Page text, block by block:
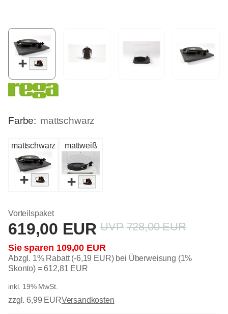
Farbe: mattschwarz
mattschwarz mattweiß
Vorteilspaket
728,00 EUR
109,00 EUR
619,00 EUR
Abzgl. 1% Rabatt (-6,19 EUR) bei Überweisung (1%
Skonto) =612,81 EUR
inkl. 19% MwSt.
zzgl. 6,99 EURVersandkosten